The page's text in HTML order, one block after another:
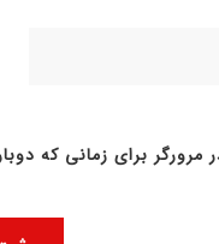
مرورگر برای زمانی که